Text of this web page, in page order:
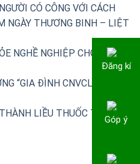
CÓ CÔNG VỚI CÁCH
NGÀY THƯƠNG BINH – LIỆT
NGHỀ NGHIỆP CHO ĐỘI
“GIA ĐÌNH CNVCLĐ TIÊU
LIỀU THUỐC TINH
Đăng kí
Góp ý